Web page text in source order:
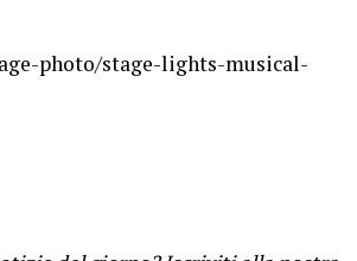
photo/stage-lights-musical-